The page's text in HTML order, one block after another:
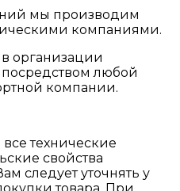
мы производим
компаниями.
организации
посредством любой
компании.
технические
свойства
следует уточнять у